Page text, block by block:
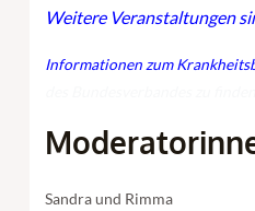
Weitere Veranstaltungen
Informationen zum
Sandra und Rimma